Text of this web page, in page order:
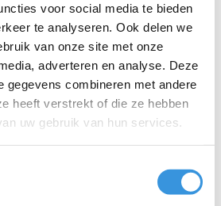
voor social media te bieden
te analyseren. Ook delen we
van onze site met onze
adverteren en analyse. Deze
gegevens combineren met andere
heeft verstrekt of die ze hebben
uw gebruik van hun services.
sticker voor de Micro Windmolen
exemplaar beschadigd of verdwenen
materiaal en eenvoudig te
weer helemaal compleet is.